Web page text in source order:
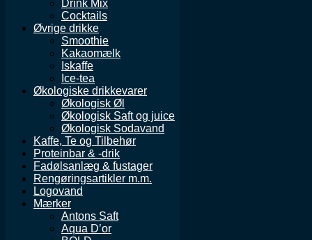
Drink Mix
Cocktails
Øvrige drikke
Smoothie
Kakaomælk
Iskaffe
Ice-tea
Økologiske drikkevarer
Økologisk Øl
Økologisk Saft og juice
Økologisk Sodavand
Kaffe, Te og Tilbehør
Proteinbar & -drik
Fadølsanlæg & fustager
Rengøringsartikler m.m.
Logovand
Mærker
Antons Saft
Aqua D’or